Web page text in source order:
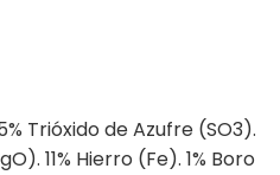
Trióxido de Azufre (SO3).
11% Hierro (Fe). 1% Boro